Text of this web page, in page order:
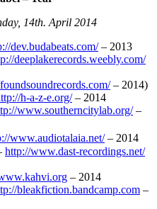
14th. April 2014
dev.budabeats.com/– 2013
deeplakerecords.weebly.com/
– 2014)
h-a-z-e.org/– 2014
www.southerncitylab.org/–
www.audiotalaia.net/– 2014
http://www.dast-recordings.net/
– 2014
bleakfiction.bandcamp.com –